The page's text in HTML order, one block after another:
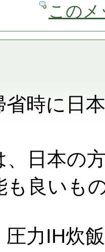
この
省時に日
、日本の
も良いも
圧力IH炊